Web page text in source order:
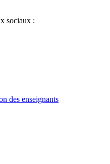
sociaux :
des enseignants